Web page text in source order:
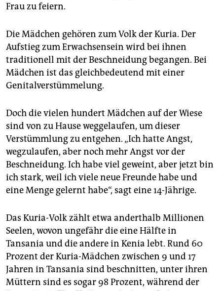
Frau zu feiern.
Die Mädchen gehören zum Volk der Kuria. Der
Aufstieg zum Erwachsensein wird bei ihnen
traditionell mit der Beschneidung begangen. Bei
Mädchen ist das gleichbedeutend mit einer
Genitalverstümmelung.
Doch die vielen hundert Mädchen auf der Wiese
sind von zu Hause weggelaufen, um dieser
Verstümmlung zu entgehen. „Ich hatte Angst,
wegzulaufen, aber noch mehr Angst vor der
Beschneidung. Ich habe viel geweint, aber jetzt bin
ich stark, weil ich viele neue Freunde habe und
eine Menge gelernt habe“, sagt eine 14-Jährige.
Das Kuria-Volk zählt etwa anderthalb Millionen
Seelen, wovon ungefähr die eine Hälfte in
Tansania und die andere in Kenia lebt. Rund 60
Prozent der Kuria-Mädchen zwischen 9 und 17
Jahren in Tansania sind beschnitten, unter ihren
Müttern sind es sogar 98 Prozent, während der